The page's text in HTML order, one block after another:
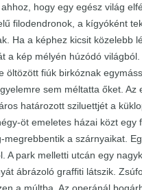
hogy egy egész világ
filodendronok, a kígyóként
Ha a képhez kicsit közelebb
a kép mélyén húzódó
fiúk birkóznak
sem méltatta őket.
határozott sziluettjét a
öt emeletes házai közt
a szárnyaikat.
A park melletti utcán egy
ábrázoló graffiti látszik.
a múltba. Az operánál